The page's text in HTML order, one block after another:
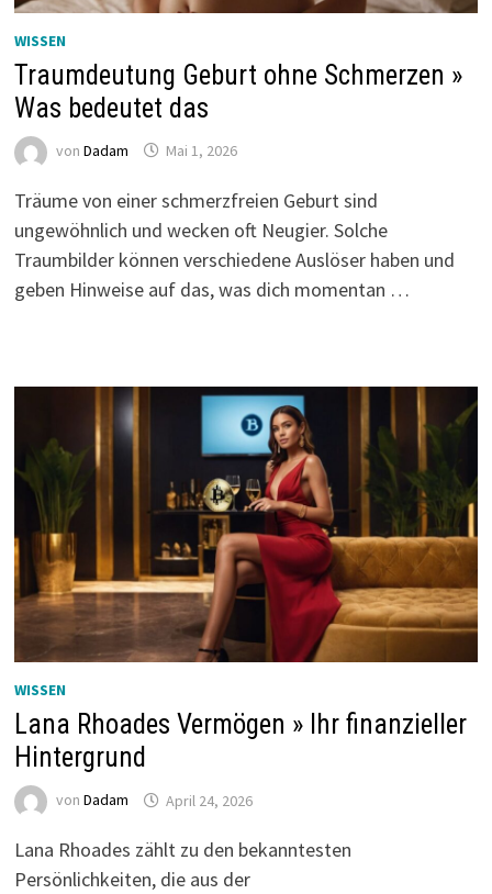
WISSEN
Traumdeutung Geburt ohne Schmerzen »
Was bedeutet das
von Dadam Mai 1, 2026
Träume von einer schmerzfreien Geburt sind
ungewöhnlich und wecken oft Neugier. Solche
Traumbilder können verschiedene Auslöser haben und
geben Hinweise auf das, was dich momentan …
WISSEN
Lana Rhoades Vermögen » Ihr finanzieller
Hintergrund
von Dadam April 24, 2026
Lana Rhoades zählt zu den bekanntesten
Persönlichkeiten, die aus der